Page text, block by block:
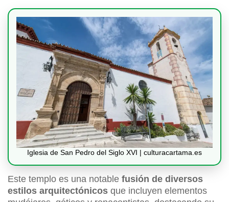
Iglesia de San Pedro del Siglo XVI | culturacartama.es
Este templo es una notable fusión de diversos
estilos arquitectónicos que incluyen elementos